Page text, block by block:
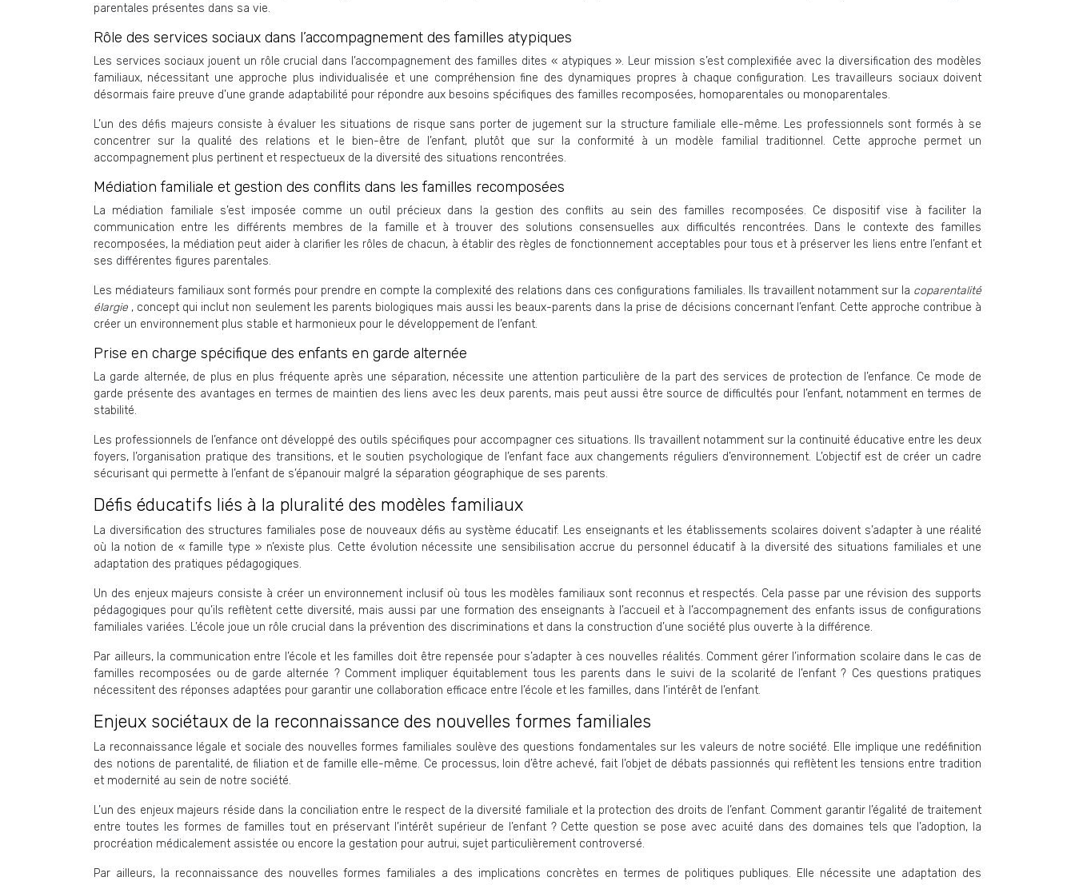
parentales présentes dans sa vie.
Rôle des services sociaux dans l’accompagnement des familles atypiques
Les services sociaux jouent un rôle crucial dans l’accompagnement des familles dites « atypiques ». Leur mission s’est complexifiée avec la diversification des modèles
familiaux, nécessitant une approche plus individualisée et une compréhension fine des dynamiques propres à chaque configuration. Les travailleurs sociaux doivent
désormais faire preuve d’une grande adaptabilité pour répondre aux besoins spécifiques des familles recomposées, homoparentales ou monoparentales.
L’un des défis majeurs consiste à évaluer les situations de risque sans porter de jugement sur la structure familiale elle-même. Les professionnels sont formés à se
concentrer sur la qualité des relations et le bien-être de l’enfant, plutôt que sur la conformité à un modèle familial traditionnel. Cette approche permet un
accompagnement plus pertinent et respectueux de la diversité des situations rencontrées.
Médiation familiale et gestion des conflits dans les familles recomposées
La médiation familiale s’est imposée comme un outil précieux dans la gestion des conflits au sein des familles recomposées. Ce dispositif vise à faciliter la
communication entre les différents membres de la famille et à trouver des solutions consensuelles aux difficultés rencontrées. Dans le contexte des familles
recomposées, la médiation peut aider à clarifier les rôles de chacun, à établir des règles de fonctionnement acceptables pour tous et à préserver les liens entre l’enfant et
ses différentes figures parentales.
Les médiateurs familiaux sont formés pour prendre en compte la complexité des relations dans ces configurations familiales. Ils travaillent notamment sur la coparentalité
élargie, concept qui inclut non seulement les parents biologiques mais aussi les beaux-parents dans la prise de décisions concernant l’enfant. Cette approche contribue à
créer un environnement plus stable et harmonieux pour le développement de l’enfant.
Prise en charge spécifique des enfants en garde alternée
La garde alternée, de plus en plus fréquente après une séparation, nécessite une attention particulière de la part des services de protection de l’enfance. Ce mode de
garde présente des avantages en termes de maintien des liens avec les deux parents, mais peut aussi être source de difficultés pour l’enfant, notamment en termes de
stabilité.
Les professionnels de l’enfance ont développé des outils spécifiques pour accompagner ces situations. Ils travaillent notamment sur la continuité éducative entre les deux
foyers, l’organisation pratique des transitions, et le soutien psychologique de l’enfant face aux changements réguliers d’environnement. L’objectif est de créer un cadre
sécurisant qui permette à l’enfant de s’épanouir malgré la séparation géographique de ses parents.
Défis éducatifs liés à la pluralité des modèles familiaux
La diversification des structures familiales pose de nouveaux défis au système éducatif. Les enseignants et les établissements scolaires doivent s’adapter à une réalité
où la notion de « famille type » n’existe plus. Cette évolution nécessite une sensibilisation accrue du personnel éducatif à la diversité des situations familiales et une
adaptation des pratiques pédagogiques.
Un des enjeux majeurs consiste à créer un environnement inclusif où tous les modèles familiaux sont reconnus et respectés. Cela passe par une révision des supports
pédagogiques pour qu’ils reflètent cette diversité, mais aussi par une formation des enseignants à l’accueil et à l’accompagnement des enfants issus de configurations
familiales variées. L’école joue un rôle crucial dans la prévention des discriminations et dans la construction d’une société plus ouverte à la différence.
Par ailleurs, la communication entre l’école et les familles doit être repensée pour s’adapter à ces nouvelles réalités. Comment gérer l’information scolaire dans le cas de
familles recomposées ou de garde alternée ? Comment impliquer équitablement tous les parents dans le suivi de la scolarité de l’enfant ? Ces questions pratiques
nécessitent des réponses adaptées pour garantir une collaboration efficace entre l’école et les familles, dans l’intérêt de l’enfant.
Enjeux sociétaux de la reconnaissance des nouvelles formes familiales
La reconnaissance légale et sociale des nouvelles formes familiales soulève des questions fondamentales sur les valeurs de notre société. Elle implique une redéfinition
des notions de parentalité, de filiation et de famille elle-même. Ce processus, loin d’être achevé, fait l’objet de débats passionnés qui reflètent les tensions entre tradition
et modernité au sein de notre société.
L’un des enjeux majeurs réside dans la conciliation entre le respect de la diversité familiale et la protection des droits de l’enfant. Comment garantir l’égalité de traitement
entre toutes les formes de familles tout en préservant l’intérêt supérieur de l’enfant ? Cette question se pose avec acuité dans des domaines tels que l’adoption, la
procréation médicalement assistée ou encore la gestation pour autrui, sujet particulièrement controversé.
Par ailleurs, la reconnaissance des nouvelles formes familiales a des implications concrètes en termes de politiques publiques. Elle nécessite une adaptation des